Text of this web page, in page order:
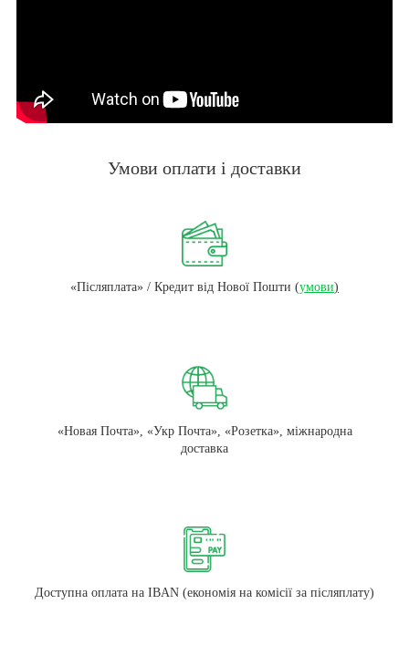
Умови оплати і доставки
«Післяплата» / Кредит від Нової Пошти (умови)
«Новая Почта», «Укр Почта», «Розетка», міжнародна
доставка
Доступна оплата на IBAN (економія на комісії за післяплату)